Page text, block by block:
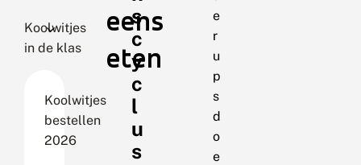
Koolwitjes
in de klas
Koolwitjes
bestellen
2026
s
c
y
c
l
u
s
eens
eten
e
r
u
p
s
d
o
e